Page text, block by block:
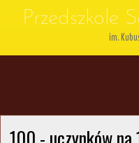
Przedszkole
im.